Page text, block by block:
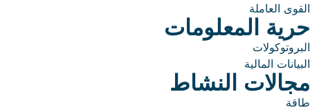
القوى العاملة
حرية المعلومات
البروتوكولات
البيانات المالية
مجالات النشاط
طاقة